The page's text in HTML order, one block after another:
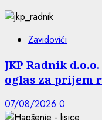
Zavidovići
JKP Radnik
oglas za prijem
07/08/2026 0